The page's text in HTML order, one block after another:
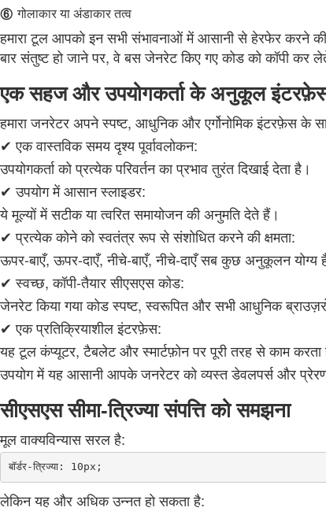
⑥ गोलाकार या अंडाकार तत्व
हमारा टूल आपको इन सभी संभावनाओं में आसानी से हेरफेर करने की
बार संतुष्ट हो जाने पर, वे बस जेनरेट किए गए कोड को कॉपी कर
एक सहज और उपयोगकर्ता के अनुकूल
हमारा जनरेटर अपने स्पष्ट, आधुनिक और एर्गोनोमिक इंटरफ़ेस
✔ एक वास्तविक समय दृश्य पूर्वावलोकन:
उपयोगकर्ता को प्रत्येक परिवर्तन का प्रभाव तुरंत दिखाई देता है।
✔ उपयोग में आसान स्लाइडर:
ये मूल्यों में सटीक या त्वरित समायोजन की अनुमति देते हैं।
✔ प्रत्येक कोने को स्वतंत्र रूप से संशोधित करने की क्षमता:
ऊपर-बाएँ, ऊपर-दाएँ, नीचे-बाएँ, नीचे-दाएँ सब कुछ अनुकूलन योग्य
✔ स्वच्छ, कॉपी-तैयार सीएसएस कोड:
जेनरेट किया गया कोड स्पष्ट, स्वरूपित और सभी आधुनिक
✔ एक प्रतिक्रियाशील इंटरफ़ेस:
यह टूल कंप्यूटर, टैबलेट और स्मार्टफ़ोन पर पूरी तरह से काम करता
उपयोग में यह आसानी आपके जनरेटर को व्यस्त डेवलपर्स और
सीएसएस सीमा-त्रिज्या संपत्ति को समझना
मूल वाक्यविन्यास सरल है:
लेकिन यह और अधिक उन्नत हो सकता है: